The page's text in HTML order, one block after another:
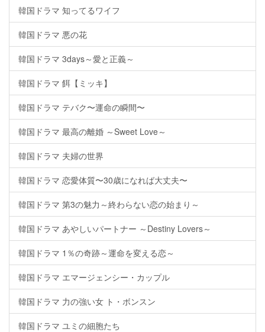
韓国ドラマ 知ってるワイフ
韓国ドラマ 悪の花
韓国ドラマ 3days～愛と正義～
韓国ドラマ 餌【ミッキ】
韓国ドラマ テバク〜運命の瞬間〜
韓国ドラマ 最高の離婚 ～Sweet Love～
韓国ドラマ 夫婦の世界
韓国ドラマ 恋愛体質〜30歳になれば大丈夫〜
韓国ドラマ 第3の魅力～終わらない恋の始まり～
韓国ドラマ あやしいパートナー ～Destiny Lovers～
韓国ドラマ 1％の奇跡～運命を変える恋～
韓国ドラマ エマージェンシー・カップル
韓国ドラマ 力の強い女 ト・ボンスン
韓国ドラマ ユミの細胞たち